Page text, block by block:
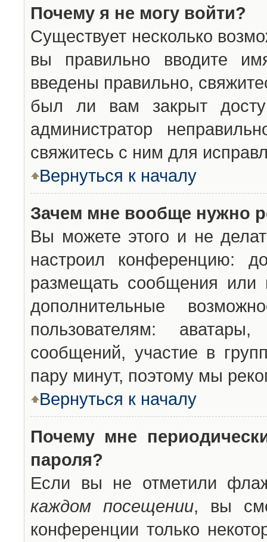
Почему я не могу войти?
Существует несколько
вы правильно вводите
введены правильно,
был ли вам закрыт
администратор
свяжитесь с ним для
Вернуться к началу
Зачем мне вообще нужно
Вы можете этого и не
настроил конференцию:
размещать сообщения или
дополнительные
пользователям:
сообщений, участие в
пару минут, поэтому мы
Вернуться к началу
Почему мне
пароля?
Если вы не отметили
каждом посещении, вы
конференции только